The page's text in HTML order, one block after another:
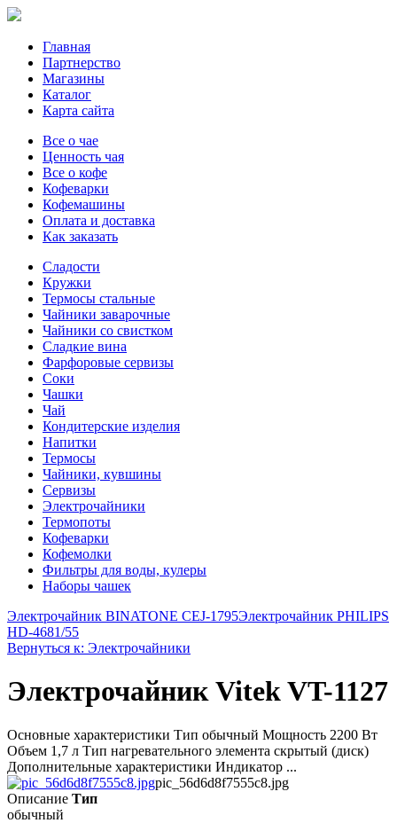
Главная
Партнерство
Магазины
Каталог
Карта сайта
Все о чае
Ценность чая
Все о кофе
Кофеварки
Кофемашины
Оплата и доставка
Как заказать
Сладости
Кружки
Термосы стальные
Чайники заварочные
Чайники со свистком
Сладкие вина
Фарфоровые сервизы
Соки
Чашки
Чай
Кондитерские изделия
Напитки
Термосы
Чайники, кувшины
Сервизы
Электрочайники
Термопоты
Кофеварки
Кофемолки
Фильтры для воды, кулеры
Наборы чашек
Электрочайник BINATONE CEJ-1795Электрочайник PHILIPS
HD-4681/55
Вернуться к: Электрочайники
Электрочайник Vitek VT-1127
Основные характеристики Тип обычный Мощность 2200 Вт
Объем 1,7 л Тип нагревательного элемента скрытый (диск)
Дополнительные характеристики Индикатор ...
pic_56d6d8f7555c8.jpg
Описание Тип
обычный